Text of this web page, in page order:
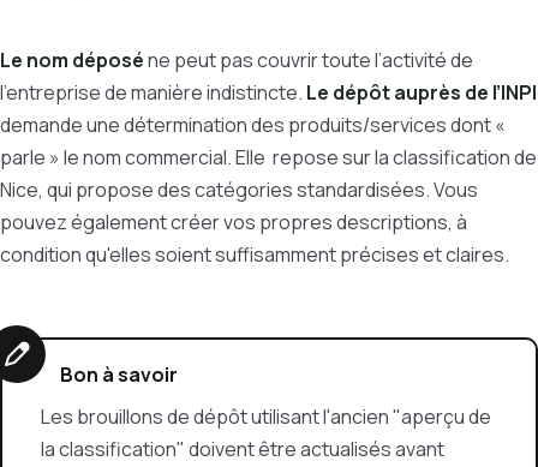
Le nom déposéne peut pas couvrir toute l’activité de
l’entreprise de manière indistincte. Le dépôt auprès de l’INPI
demande une détermination des produits/services dont «
parle » le nom commercial. Elle repose sur la classification de
Nice, qui propose des catégories standardisées. Vous
pouvez également créer vos propres descriptions, à
condition qu'elles soient suffisamment précises et claires.
Bon à savoir
Les brouillons de dépôt utilisant l'ancien "aperçu de
la classification" doivent être actualisés avant